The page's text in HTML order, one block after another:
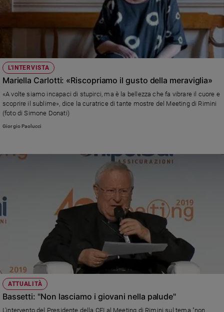
L'INTERVISTA
Mariella Carlotti: «Riscopriamo il gusto della meraviglia»
«A volte siamo incapaci di stupirci, ma è la bellezza che fa vibrare il cuore e
scoprire il sublime», dice la curatrice di tante mostre del Meeting di Rimini
(foto di Simone Donati)
Giorgio Paolucci
ATTUALITÀ
Bassetti: "Non lasciamo i giovani nella palude"
L'intervento del Presidente della CEI al Meeting di Rimini sul tema "non